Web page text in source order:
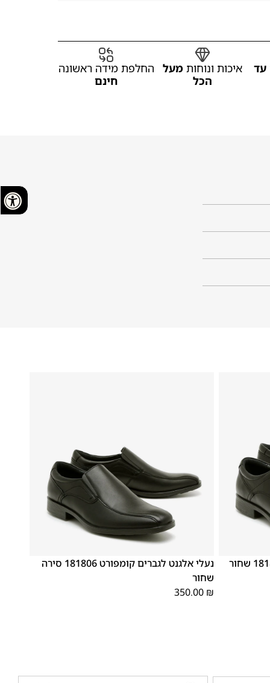
עד איכות ונוחות מעל
הכל
החלפת מידה ראשונה
חינם
נעלי אלגנט לגברים קומפורט 181806 סירה
שחור
350.00 ₪